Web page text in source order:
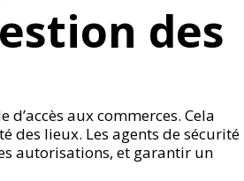
des
aux commerces. Cela
des lieux. Les agents de sécurité
autorisations, et garantir un